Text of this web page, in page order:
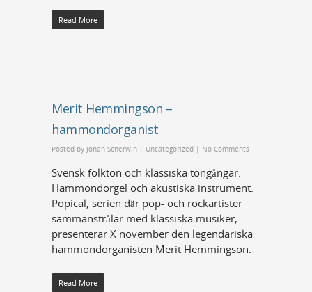
Read More
Merit Hemmingson –
hammondorganist
Posted by Johan Scherwin | Uncategorized | No Comments
Svensk folkton och klassiska tongångar.
Hammondorgel och akustiska instrument.
Popical, serien där pop- och rockartister
sammanstrålar med klassiska musiker,
presenterar X november den legendariska
hammondorganisten Merit Hemmingson.
Read More